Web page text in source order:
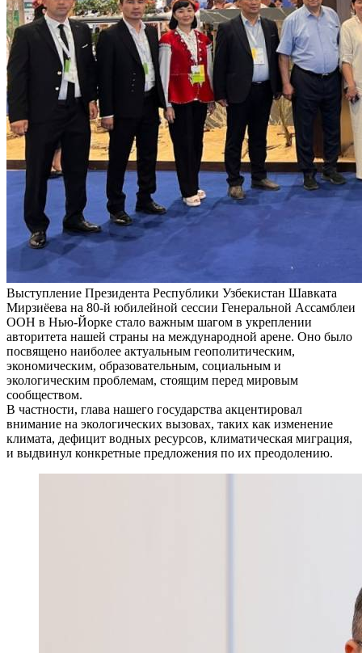
Выступление Президента Республики Узбекистан Шавката
Мирзиёева на 80-й юбилейной сессии Генеральной Ассамблеи
ООН в Нью-Йорке стало важным шагом в укреплении
авторитета нашей страны на международной арене. Оно было
посвящено наиболее актуальным геополитическим,
экономическим, образовательным, социальным и
экологическим проблемам, стоящим перед мировым
сообществом.
В частности, глава нашего государства акцентировал
внимание на экологических вызовах, таких как изменение
климата, дефицит водных ресурсов, климатическая миграция,
и выдвинул конкретные предложения по их преодолению.